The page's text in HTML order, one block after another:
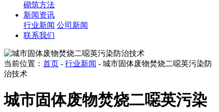
砌筑方法
新闻资讯
行业新闻 公司新闻
联系我们
当前位置： 首页 - 行业新闻 - 城市固体废物焚烧二噁英污染防
治技术
城市固体废物焚烧二噁英污染